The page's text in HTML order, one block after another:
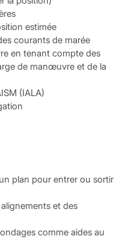
estimée
courants de marée
en tenant compte des
de manœuvre et de la
(IALA)
plan pour entrer ou sortir
et des
comme aides au